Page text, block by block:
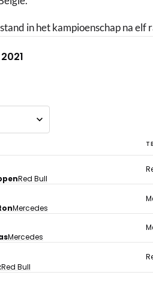
in het kampioenschap na elf
Red Bull
Mercedes
Mercedes
Red Bull